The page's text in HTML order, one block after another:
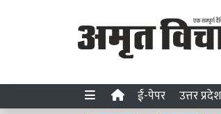
ई-पेपर उत्तर प्रदेश